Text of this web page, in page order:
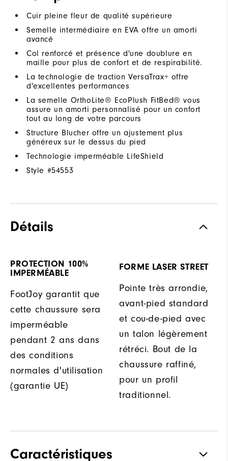
Cuir pleine fleur de qualité supérieure
Semelle intermédiaire en EVA offre un amorti
avancé
Col renforcé et présence d'une doublure en
maille pour plus de confort et de respirabilité.
La technologie de traction VersaTrax+ offre
d'excellentes performances
La semelle OrthoLite® EcoPlush FitBed® vous
assure un amorti personnalisé pour un confort
tout au long de votre parcours
Structure Blucher offre un ajustement plus
généreux sur le dessus du pied
Technologie imperméable LifeShield
Style #54553
Détails
PROTECTION 100%
IMPERMÉABLE
FootJoy garantit que
cette chaussure sera
imperméable
pendant 2 ans dans
des conditions
normales d'utilisation
(garantie UE)
FORME LASER STREET
Pointe très arrondie,
avant-pied standard
et cou-de-pied avec
un talon légèrement
rétréci. Bout de la
chaussure raffiné,
pour un profil
traditionnel.
Caractéristiques